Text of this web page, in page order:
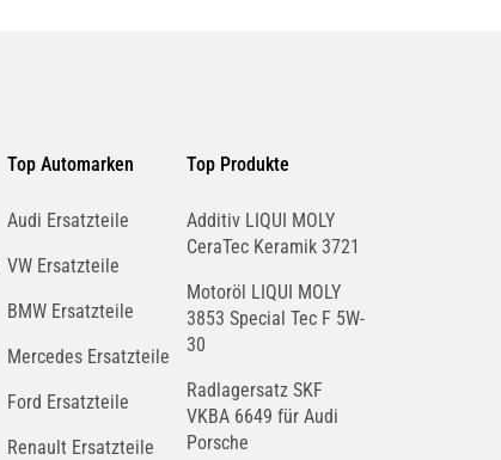
Top Automarken
Audi Ersatzteile
VW Ersatzteile
BMW Ersatzteile
Mercedes Ersatzteile
Ford Ersatzteile
Renault Ersatzteile
Top Produkte
Additiv LIQUI MOLY
CeraTec Keramik 3721
Motoröl LIQUI MOLY
3853 Special Tec F 5W-
30
Radlagersatz SKF
VKBA 6649 für Audi
Porsche